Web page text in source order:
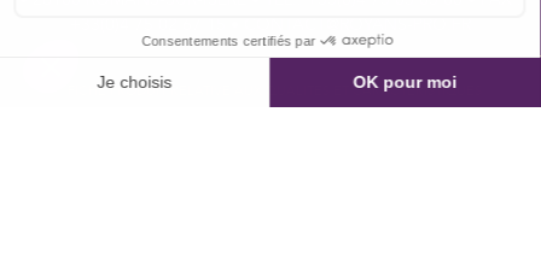
FICHE PRODUIT RELATIVE AUX QUALITES ET CARACTERISTIQUES